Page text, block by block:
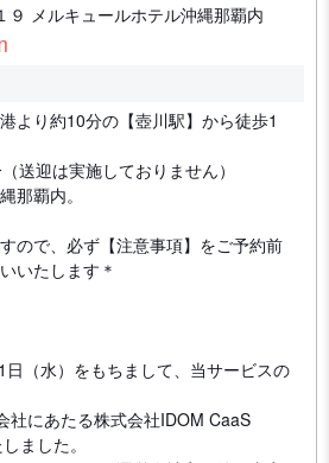
９ メルキュールホテル沖縄那覇内
より約10分の【壺川駅】から徒歩1
送迎は実施しておりません）
那覇内。
ので、必ず【注意事項】をご予約前
いたします＊
（水）をもちまして、当サービスの
社にあたる株式会社IDOM CaaS
ました。